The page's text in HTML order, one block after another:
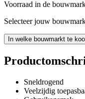
Voorraad in de
Selecteer jouw
In welke bouwmarkt te
Sneldrogend
Veelzijdig